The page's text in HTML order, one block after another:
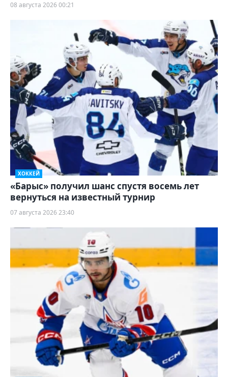
08 августа 2026 00:21
ХОККЕЙ
«Барыс» получил шанс спустя восемь лет
вернуться на известный турнир
07 августа 2026 23:40